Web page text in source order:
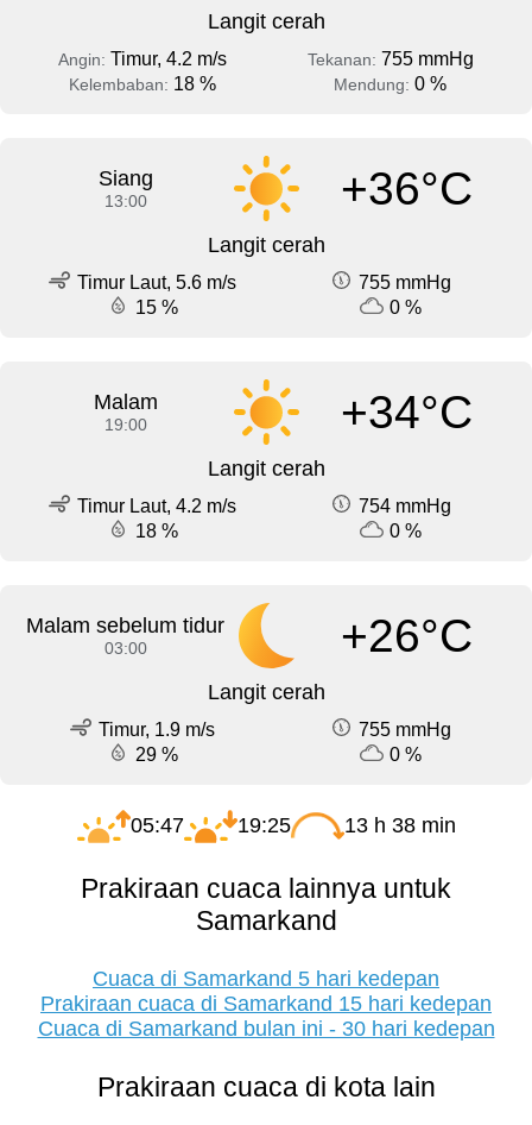
Langit cerah
Angin: Timur, 4.2 m/s Tekanan: 755 mmHg
Kelembaban: 18 % Mendung: 0 %
Siang
13:00 +36°C
Langit cerah
Timur Laut, 5.6 m/s
755 mmHg
15 %
0 %
Malam
19:00 +34°C
Langit cerah
Timur Laut, 4.2 m/s
754 mmHg
18 %
0 %
Malam sebelum tidur
03:00 +26°C
Langit cerah
Timur, 1.9 m/s
755 mmHg
29 %
0 %
05:47 19:25 13 h 38 min
Prakiraan cuaca lainnya untuk
Samarkand
Cuaca di Samarkand 5 hari kedepan
Prakiraan cuaca di Samarkand 15 hari kedepan
Cuaca di Samarkand bulan ini - 30 hari kedepan
Prakiraan cuaca di kota lain